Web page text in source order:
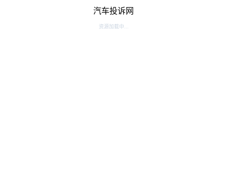
汽车投诉网
资源加载中...